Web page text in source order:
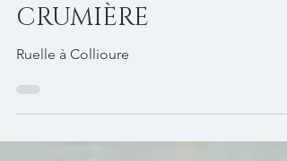
12 avr. 2025
Peinture Victor
CRUMIÈRE
Ruelle à Collioure